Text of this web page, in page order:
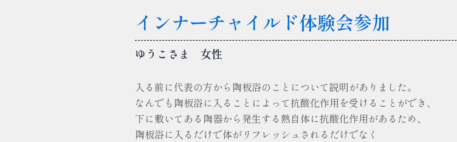
インナーチャイルド体験会参加
ゆうこさま 女性
入る前に代表の方から陶板浴のことについて説明がありました。
なんでも陶板浴に入ることによって抗酸化作用を受けることができ、
下に敷いてある陶器から発生する熱自体に抗酸化作用があるため、
陶板浴に入るだけで体がリフレッシュされるだけでなく